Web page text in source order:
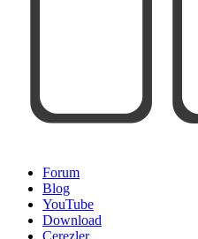
Forum
Blog
YouTube
Download
Çerezler